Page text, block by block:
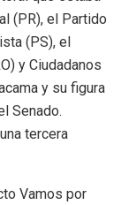
(PR), el Partido
(PS), el
y Ciudadanos
y su figura
Senado.
tercera
Vamos por